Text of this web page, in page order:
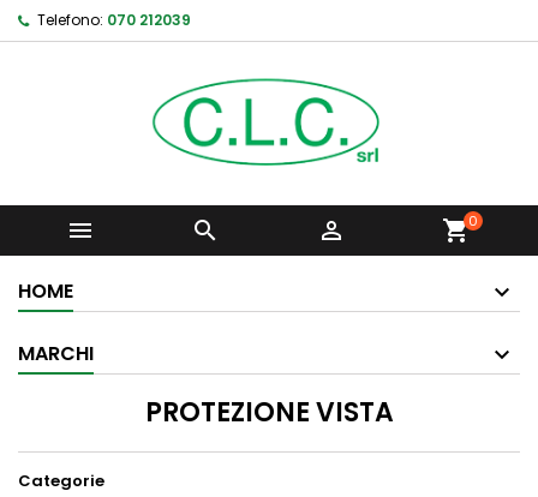
Telefono: 070 212039
   shopping_cart0
HOME
MARCHI
PROTEZIONE VISTA
Categorie